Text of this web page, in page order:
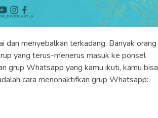
menyebalkan terkadang. Banyak orang
yang terus-menerus masuk ke ponsel
grup Whatsapp yang kamu ikuti, kamu bisa
cara menonaktifkan grup Whatsapp: